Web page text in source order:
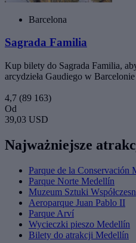
Barcelona
Sagrada Familia
Kup bilety do Sagrada Familia,
arcydzieła Gaudiego w Barcelonie
4,7 (89 163)
Od
39,03 USD
Najważniejsze
Parque de la Conservación
Parque Norte Medellín
Muzeum Sztuki
Aeroparque Juan Pablo II
Parque Arví
Wycieczki pieszo Medellín
Bilety do atrakcji Medellín